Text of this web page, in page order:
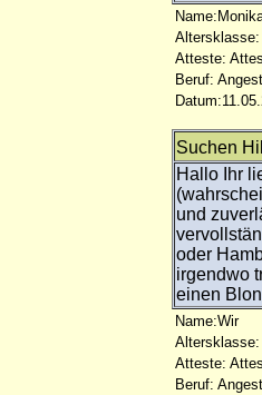
Altersklasse:
Atteste:
Beruf:
Suchen
Hallo Ihr
und
oder
irgendwo
einen
Name:Wir
Altersklasse:
Atteste:
Beruf: